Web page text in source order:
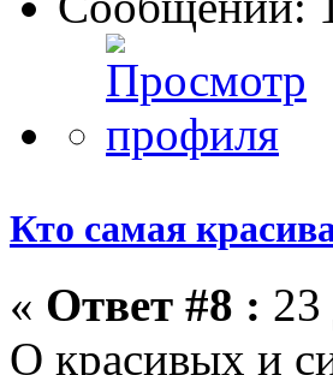
Кто самая
« Ответ #8 : 23
О красивых и